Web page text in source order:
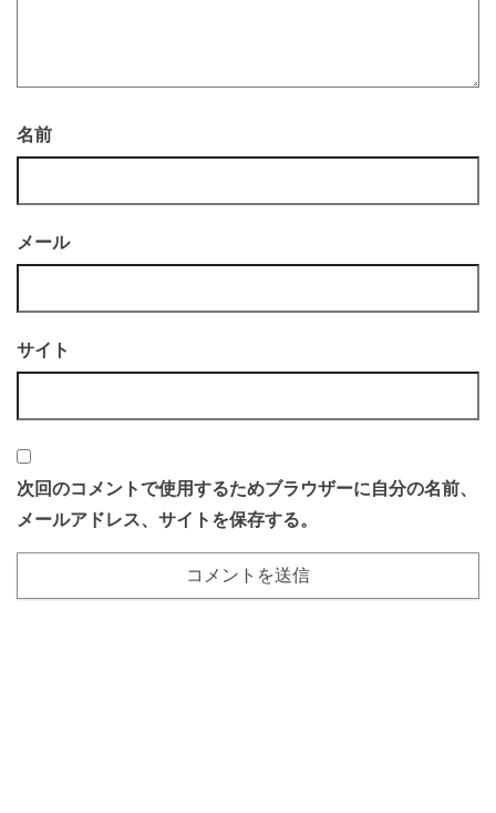
名前
メール
サイト
次回のコメントで使用するためブラウザーに自分の名前、
メールアドレス、サイトを保存する。